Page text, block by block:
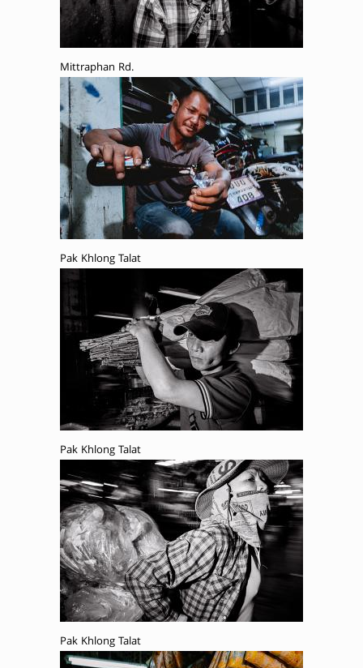
Mittraphan Rd.
Pak Khlong Talat
Pak Khlong Talat
Pak Khlong Talat